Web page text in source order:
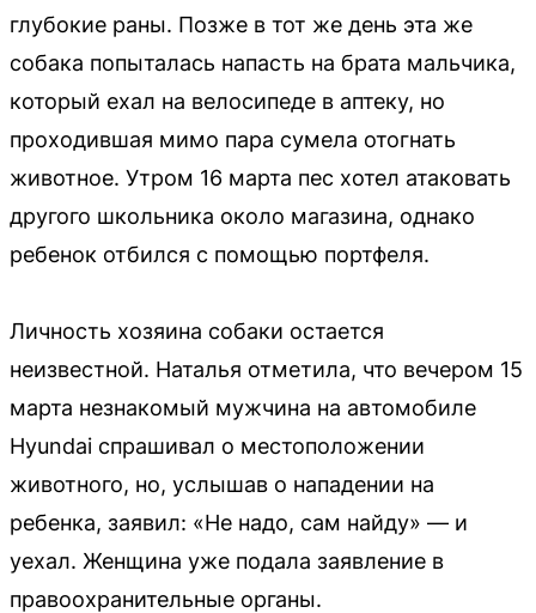
глубокие раны. Позже в тот же день эта же
собака попыталась напасть на брата мальчика,
который ехал на велосипеде в аптеку, но
проходившая мимо пара сумела отогнать
животное. Утром 16 марта пес хотел атаковать
другого школьника около магазина, однако
ребенок отбился с помощью портфеля.
Личность хозяина собаки остается
неизвестной. Наталья отметила, что вечером 15
марта незнакомый мужчина на автомобиле
Hyundai спрашивал о местоположении
животного, но, услышав о нападении на
ребенка, заявил: «Не надо, сам найду» — и
уехал. Женщина уже подала заявление в
правоохранительные органы.